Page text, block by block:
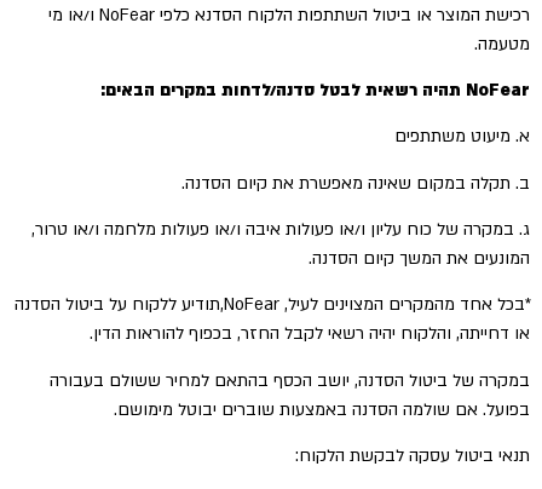
רכישת המוצר או ביטול השתתפות הלקוח הסדנא כלפי NoFear ו/או מי
מטעמה.
NoFear תהיה רשאית לבטל סדנה/לדחות במקרים הבאים:
א. מיעוט משתתפים
ב. תקלה במקום שאינה מאפשרת את קיום הסדנה.
ג. במקרה של כוח עליון ו/או פעולות איבה ו/או פעולות מלחמה ו/או טרור,
המונעים את המשך קיום הסדנה.
*בכל אחד מהמקרים המצוינים לעיל, NoFear,תודיע ללקוח על ביטול הסדנה
או דחייתה, והלקוח יהיה רשאי לקבל החזר, בכפוף להוראות הדין.
במקרה של ביטול הסדנה, יושב הכסף בהתאם למחיר ששולם בעבורה
בפועל. אם שולמה הסדנה באמצעות שוברים יבוטל מימושם.
תנאי ביטול עסקה לבקשת הלקוח: